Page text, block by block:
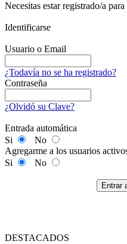
Necesitas estar registrado/a
Identificarse
Usuario o Email
¿Todavía no se ha registrado?
Contraseña
¿Olvidó su Clave?
Entrada automática
Si
No
Agregarme a los usuarios
Si
No
Entrar
DESTACADOS